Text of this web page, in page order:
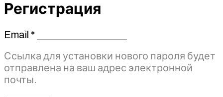
Регистрация
Email *Обязательно
Ссылка для установки нового пароля будет
отправлена ​​на ваш адрес электронной
почты.